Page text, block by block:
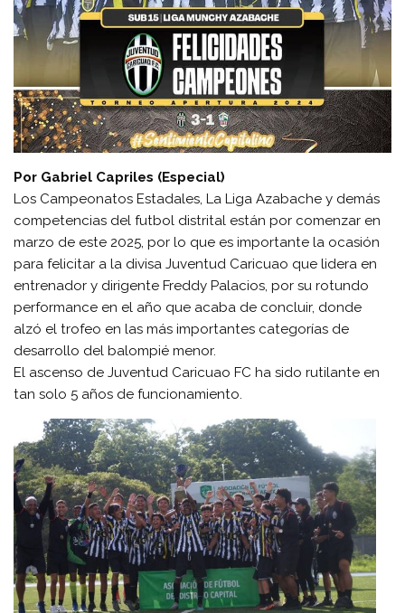
Por Gabriel Capriles (Especial)
Los Campeonatos Estadales, La Liga Azabache y demás
competencias del futbol distrital están por comenzar en
marzo de este 2025, por lo que es importante la ocasión
para felicitar a la divisa Juventud Caricuao que lidera en
entrenador y dirigente Freddy Palacios, por su rotundo
performance en el año que acaba de concluir, donde
alzó el trofeo en las más importantes categorías de
desarrollo del balompié menor.
El ascenso de Juventud Caricuao FC ha sido rutilante en
tan solo 5 años de funcionamiento.